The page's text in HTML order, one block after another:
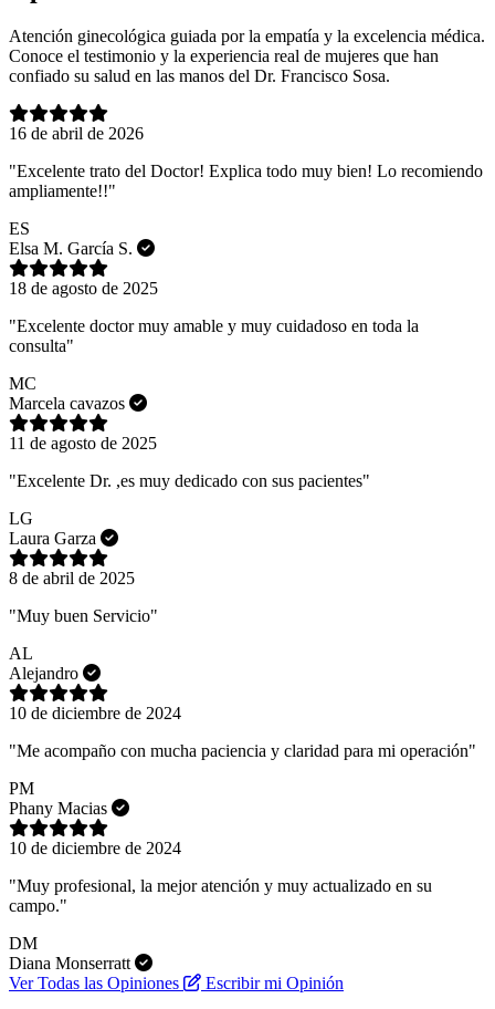
Atención ginecológica guiada por la empatía y la excelencia médica.
Conoce el testimonio y la experiencia real de mujeres que han
confiado su salud en las manos del Dr. Francisco Sosa.
16 de abril de 2026
"Excelente trato del Doctor! Explica todo muy bien! Lo recomiendo
ampliamente!!"
ES
Elsa M. García S.
18 de agosto de 2025
"Excelente doctor muy amable y muy cuidadoso en toda la
consulta"
MC
Marcela cavazos
11 de agosto de 2025
"Excelente Dr. ,es muy dedicado con sus pacientes"
LG
Laura Garza
8 de abril de 2025
"Muy buen Servicio"
AL
Alejandro
10 de diciembre de 2024
"Me acompaño con mucha paciencia y claridad para mi operación"
PM
Phany Macias
10 de diciembre de 2024
"Muy profesional, la mejor atención y muy actualizado en su
campo."
DM
Diana Monserratt
Ver Todas las Opiniones
Escribir mi Opinión